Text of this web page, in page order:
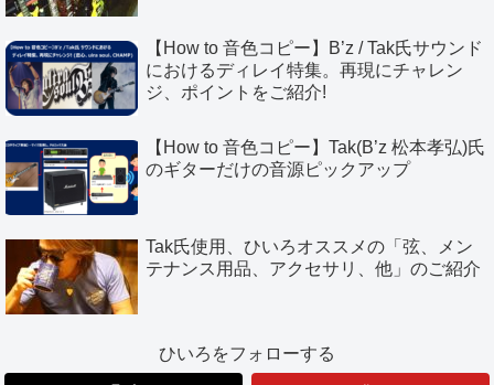
【How to 音色コピー】B’z / Tak氏サウンド
におけるディレイ特集。再現にチャレン
ジ、ポイントをご紹介!
【How to 音色コピー】Tak(B’z 松本孝弘)氏
のギターだけの音源ピックアップ
Tak氏使用、ひいろオススメの「弦、メン
テナンス用品、アクセサリ、他」のご紹介
ひいろをフォローする